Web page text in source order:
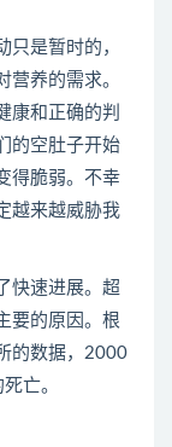
只是暂时的，
营养的需求。
康和正确的判
的空肚子开始
得脆弱。不幸
越来越威胁我
快速进展。超
要的原因。根
的数据，2000
亡。